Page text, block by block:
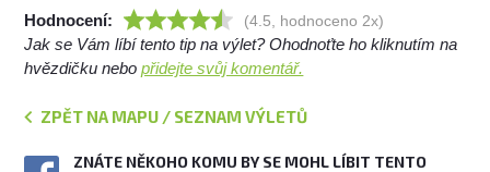
Hodnocení: (4.5, hodnoceno 2x)
Jak se Vám líbí tento tip na výlet? Ohodnoťte ho kliknutím na
hvězdičku nebopřidejte svůj komentář.
ZPĚT NA MAPU / SEZNAM VÝLETŮ
ZNÁTE NĚKOHO KOMU BY SE MOHL LÍBIT TENTO